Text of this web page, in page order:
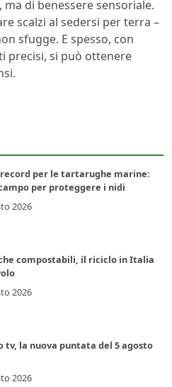
di benessere sensoriale.
scalzi al sedersi per terra –
sfugge. E spesso, con
precisi, si può ottenere
per le tartarughe marine:
per proteggere i nidi
2026
compostabili, il riciclo in Italia
2026
tv, la nuova puntata del 5 agosto
2026